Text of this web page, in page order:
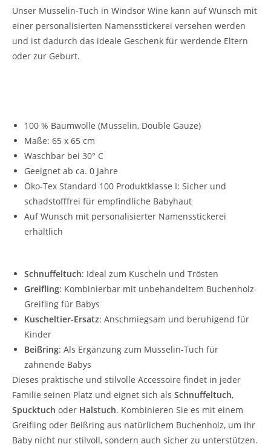
Unser Musselin-Tuch in Windsor Wine kann auf Wunsch mit
einer personalisierten Namensstickerei versehen werden
und ist dadurch das ideale Geschenk für werdende Eltern
oder zur Geburt.
100 % Baumwolle (Musselin, Double Gauze)
Maße: 65 x 65 cm
Waschbar bei 30° C
Geeignet ab ca. 0 Jahre
Öko-Tex Standard 100 Produktklasse I: Sicher und
schadstofffrei für empfindliche Babyhaut
Auf Wunsch mit personalisierter Namensstickerei
erhältlich
Schnuffeltuch: Ideal zum Kuscheln und Trösten
Greifling: Kombinierbar mit unbehandeltem Buchenholz-
Greifling für Babys
Kuscheltier-Ersatz: Anschmiegsam und beruhigend für
Kinder
Beißring: Als Ergänzung zum Musselin-Tuch für
zahnende Babys
Dieses praktische und stilvolle Accessoire findet in jeder
Familie seinen Platz und eignet sich als Schnuffeltuch,
Spucktuch oder Halstuch. Kombinieren Sie es mit einem
Greifling oder Beißring aus natürlichem Buchenholz, um Ihr
Baby nicht nur stilvoll, sondern auch sicher zu unterstützen.